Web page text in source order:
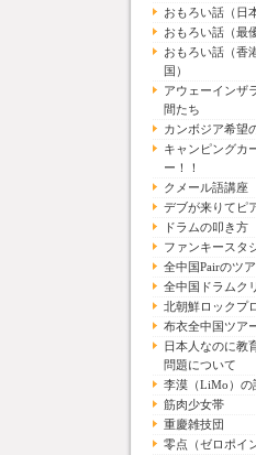
おもろい話（日本
おもろい話（最
おもろい話（香
国）
アウェーインザ
間たち
カンボジア希望
キャンピングカ
ー！！
クメール語講座
デブが来りてピ
ドラムの叩き方
ファンキースタ
全中国Pairのツ
全中国ドラムク
北朝鮮ロックプ
布衣全中国ツア
日本人なのに教
問題について
李漠（LiMo）の
筋肉少女帯
重慶雑技団
零点（ゼロポイ